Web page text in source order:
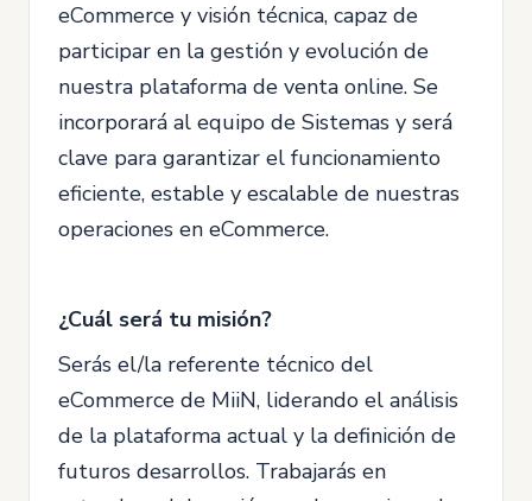
eCommerce y visión técnica, capaz de
participar en la gestión y evolución de
nuestra plataforma de venta online. Se
incorporará al equipo de Sistemas y será
clave para garantizar el funcionamiento
eficiente, estable y escalable de nuestras
operaciones en eCommerce.
¿Cuál será tu misión?
Serás el/la referente técnico del
eCommerce de MiiN, liderando el análisis
de la plataforma actual y la definición de
futuros desarrollos. Trabajarás en